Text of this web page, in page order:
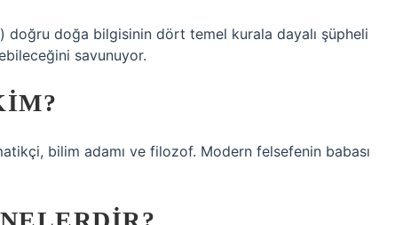
doğru doğa bilgisinin dört temel kurala dayalı şüpheli
savunuyor.
bilim adamı ve filozof. Modern felsefenin babası